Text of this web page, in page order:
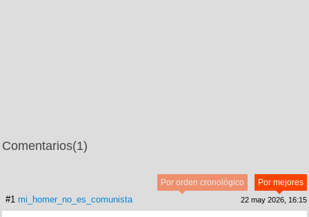
Comentarios(1)
Por mejores
Por orden cronológico
#1 mi_homer_no_es_comunista 22 may 2026, 16:15